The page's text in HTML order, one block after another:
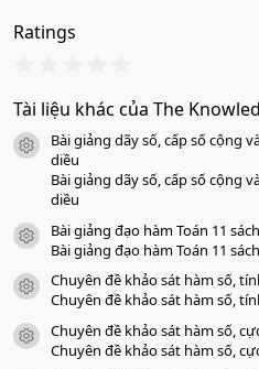
Ratings
0
0
a
Tài liệu khác của The
icon tài liệu
Bài giảng dãy số, cấp số cộng
diều
Bài giảng dãy số, cấp số cộng
diều
icon tài liệu
Bài giảng đạo hàm Toán 11
Bài giảng đạo hàm Toán 11
icon tài liệu
Chuyên đề khảo sát hàm số,
Chuyên đề khảo sát hàm số,
icon tài liệu
Chuyên đề khảo sát hàm số,
Chuyên đề khảo sát hàm số,